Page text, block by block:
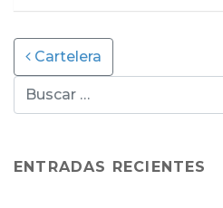
Post navigation
Cartelera
ENTRADAS RECIENTES